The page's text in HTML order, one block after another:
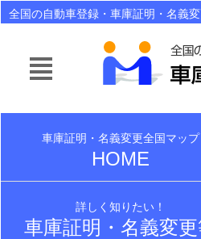
全国の自動車登録・車庫証明・名義
車庫証明・名義変更全国マップ
HOME
詳しく知りたい！
車庫証明・名義変